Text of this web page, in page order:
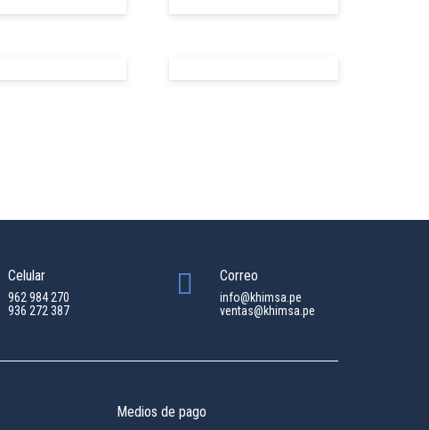
Celular
962 984 270
936 272 387
Correo
info@khimsa.pe
ventas@khimsa.pe
Medios de pago